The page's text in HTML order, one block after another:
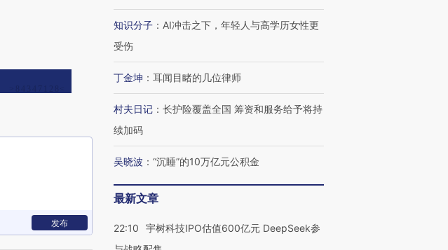
发布
知识分子 ： AI冲击之下，年轻人与高学历女性更
受伤
丁金坤 ： 耳闻目睹的几位律师
村夫日记 ： 长护险覆盖全国 筹资和服务给予将持
续加码
吴晓波 ： “沉睡”的10万亿元公积金
最新文章
22:10
宇树科技IPO估值600亿元 DeepSeek参